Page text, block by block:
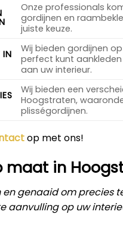
Onze professionals
gordijnen en
juiste keuze.
IN
Wij bieden gordijnen
perfect kunt
aan uw interieur.
Wij bieden een
Hoogstraten,
plisségordijnen.
op met ons!
maat in
en genaaid om precies
aanvulling op uw